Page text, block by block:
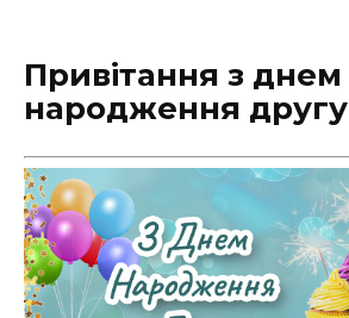
Привітання з днем
народження другу